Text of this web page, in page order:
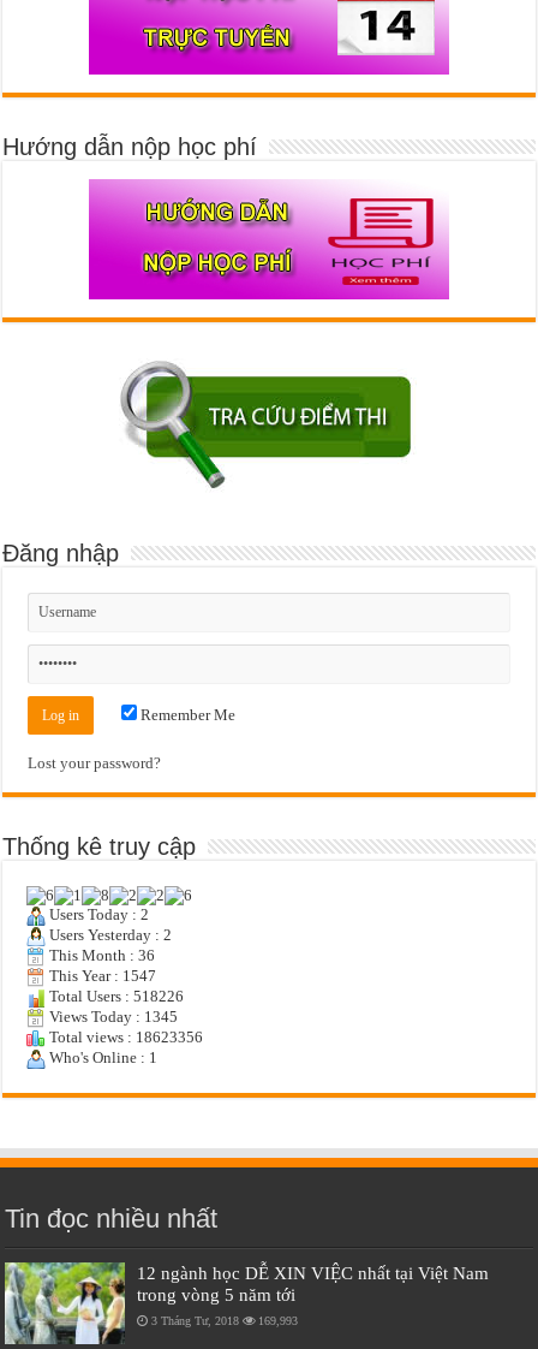
Hướng dẫn nộp học phí
Đăng nhập
Remember Me
Lost your password?
Thống kê truy cập
Users Today : 2
Users Yesterday : 2
This Month : 36
This Year : 1547
Total Users : 518226
Views Today : 1345
Total views : 18623356
Who's Online : 1
Tin đọc nhiều nhất
12 ngành học DỄ XIN VIỆC nhất tại Việt Nam
trong vòng 5 năm tới
3 Tháng Tư, 2018 169,993